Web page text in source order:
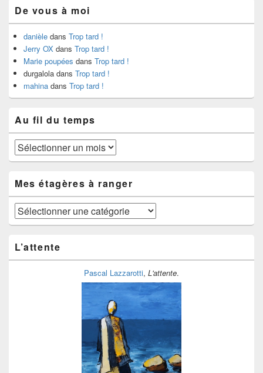
De vous à moi
danièle dans Trop tard !
Jerry OX dans Trop tard !
Marie poupées dans Trop tard !
durgalola dans Trop tard !
mahina dans Trop tard !
Au fil du temps
Au
fil
temps
Mes étagères à ranger
Mes
étagères
ranger
L’attente
Pascal Lazzarotti, L'attente.